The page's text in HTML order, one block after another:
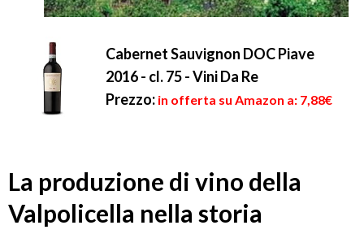
Cabernet Sauvignon DOC Piave
2016 - cl. 75 - Vini Da Re
Prezzo: in offerta su Amazon a: 7,88€
La produzione di vino della
Valpolicella nella storia